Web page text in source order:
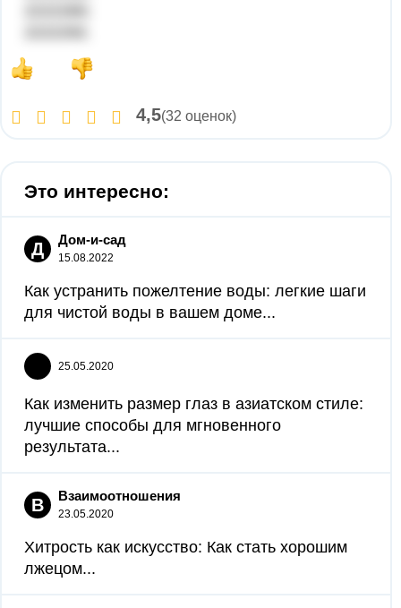
4,5(32 оценок)
Это интересно:
Д Дом-и-сад
15.08.2022
Как устранить пожелтение воды: легкие шаги
для чистой воды в вашем доме...
25.05.2020
Как изменить размер глаз в азиатском стиле:
лучшие способы для мгновенного
результата...
В Взаимоотношения
23.05.2020
Хитрость как искусство: Как стать хорошим
лжецом...